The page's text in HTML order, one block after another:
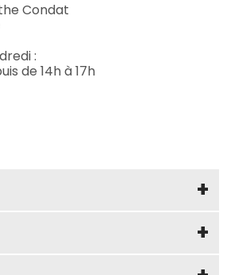
Condat
:
de 14h à 17h